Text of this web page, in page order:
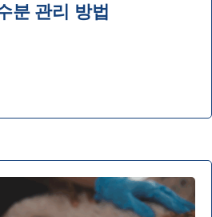
분 관리 방법